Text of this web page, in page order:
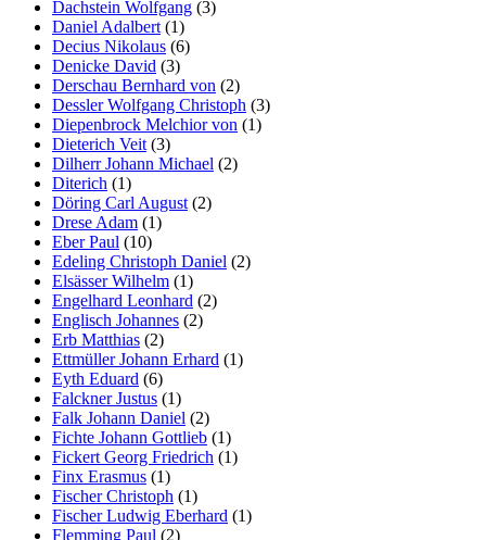
Dachstein Wolfgang (3)
Daniel Adalbert (1)
Decius Nikolaus (6)
Denicke David (3)
Derschau Bernhard von (2)
Dessler Wolfgang Christoph (3)
Diepenbrock Melchior von (1)
Dieterich Veit (3)
Dilherr Johann Michael (2)
Diterich (1)
Döring Carl August (2)
Drese Adam (1)
Eber Paul (10)
Edeling Christoph Daniel (2)
Elsässer Wilhelm (1)
Engelhard Leonhard (2)
Englisch Johannes (2)
Erb Matthias (2)
Ettmüller Johann Erhard (1)
Eyth Eduard (6)
Falckner Justus (1)
Falk Johann Daniel (2)
Fichte Johann Gottlieb (1)
Fickert Georg Friedrich (1)
Finx Erasmus (1)
Fischer Christoph (1)
Fischer Ludwig Eberhard (1)
Flemming Paul (2)